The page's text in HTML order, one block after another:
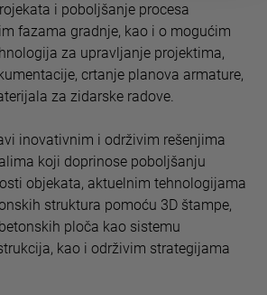
i poboljšanje procesa
fazama gradnje, kao i o mogućim
za upravljanje projektima,
crtanje planova armature,
za zidarske radove.
inovativnim i održivim rešenjima
koji doprinose poboljšanju
objekata, aktuelnim tehnologijama
struktura pomoću 3D štampe,
ploča kao sistemu
kao i održivim strategijama